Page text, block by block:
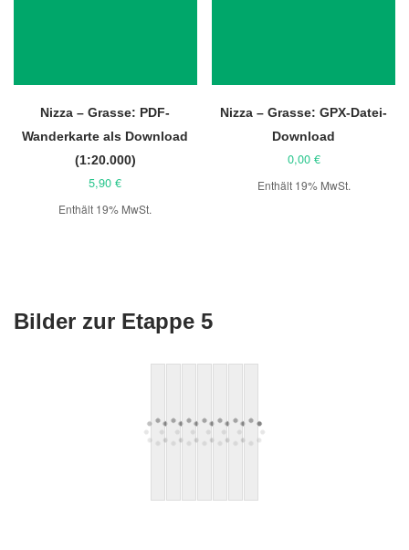
Nizza – Grasse: PDF-
Wanderkarte als Download
(1:20.000)
5,90€
Enthält 19% MwSt.
Nizza – Grasse: GPX-Datei-
Download
0,00 €
Enthält 19% MwSt.
Bilder zur Etappe 5